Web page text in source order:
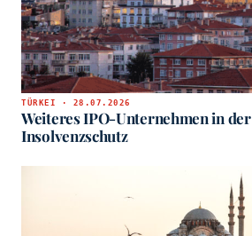
TÜRKEI · 28.07.2026
Weiteres IPO-Unternehmen in
Insolvenzschutz